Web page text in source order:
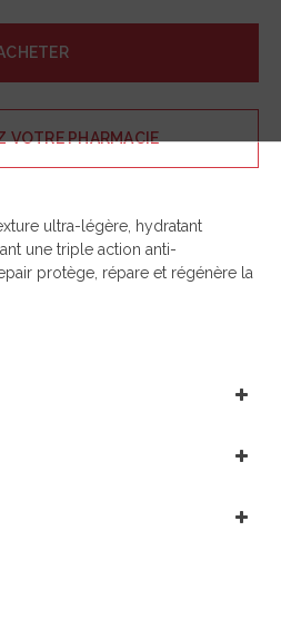
VOTRE PHARMACIE
ultra-légère, hydratant
une triple action anti-
protège, répare et régénère la